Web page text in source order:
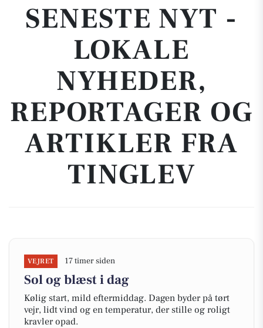
SENESTE NYT -
LOKALE
NYHEDER,
REPORTAGER OG
ARTIKLER FRA
TINGLEV
VEJRET 17 timer siden
Sol og blæst i dag
Kølig start, mild eftermiddag. Dagen byder på tørt
vejr, lidt vind og en temperatur, der stille og roligt
kravler opad.